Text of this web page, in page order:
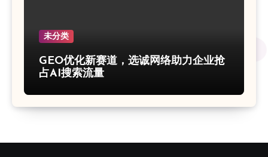
未分类
GEO优化新赛道，选诚网络助力企业抢
占AI搜索流量